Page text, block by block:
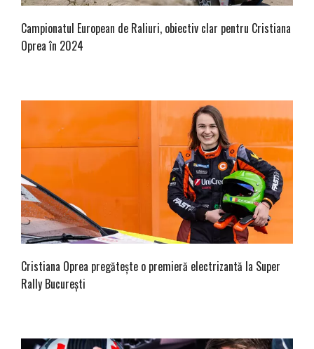
Campionatul European de Raliuri, obiectiv clar pentru Cristiana
Oprea în 2024
Cristiana Oprea pregătește o premieră electrizantă la Super
Rally București